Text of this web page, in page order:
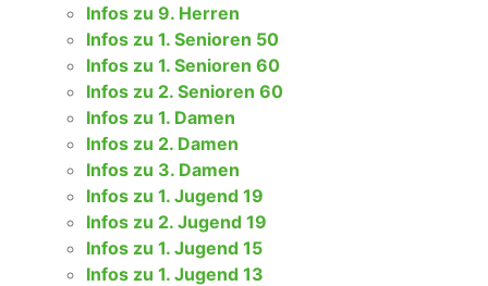
Infos zu 9. Herren
Infos zu 1. Senioren 50
Infos zu 1. Senioren 60
Infos zu 2. Senioren 60
Infos zu 1. Damen
Infos zu 2. Damen
Infos zu 3. Damen
Infos zu 1. Jugend 19
Infos zu 2. Jugend 19
Infos zu 1. Jugend 15
Infos zu 1. Jugend 13